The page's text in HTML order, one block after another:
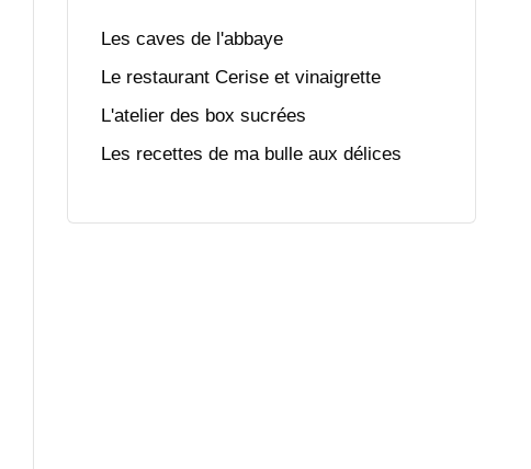
Les caves de l'abbaye
Le restaurant Cerise et vinaigrette
L'atelier des box sucrées
Les recettes de ma bulle aux délices